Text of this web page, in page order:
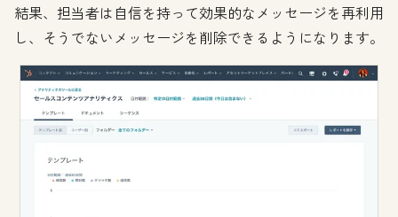
結果、担当者は自信を持って効果的なメッセージを再利用
し、そうでないメッセージを削除できるようになります。